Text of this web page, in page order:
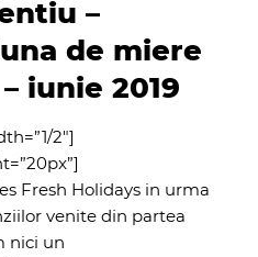
–
de miere
iunie 2019
2″]
Fresh Holidays in urma
venite din partea
nici un